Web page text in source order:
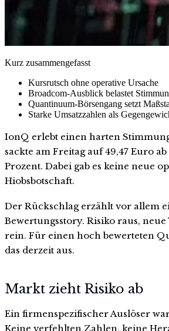
Kurz zusammengefasst
Kursrutsch ohne operative Ursache
Broadcom-Ausblick belastet
Quantinuum-Börsengang setzt
Starke Umsatzzahlen als
IonQ erlebt einen harten
sackte am Freitag auf 49,47 Euro
Prozent. Dabei gab es keine neue
Hiobsbotschaft.
Der Rückschlag erzählt vor allem
Bewertungsstory. Risiko raus,
rein. Für einen hoch bewerteten
das derzeit aus.
Markt zieht Risiko ab
Ein firmenspezifischer Auslöser
Keine verfehlten Zahlen, keine